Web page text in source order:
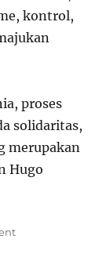
kontrol,
proses
solidaritas,
merupakan
Hugo
on